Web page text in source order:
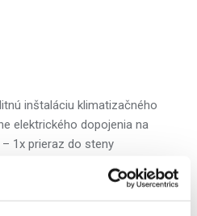
inštaláciu klimatizačného
elektrického dopojenia na
1x prieraz do steny
funkčnosti, zaučenia
elektronickej podobe a